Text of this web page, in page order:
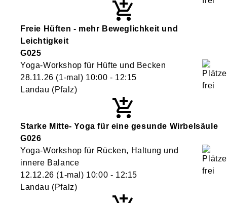
Freie Hüften - mehr Beweglichkeit und
Leichtigkeit
G025
Yoga-Workshop für Hüfte und Becken
28.11.26 (1-mal) 10:00 - 12:15
Landau (Pfalz)
Starke Mitte- Yoga für eine gesunde Wirbelsäule
G026
Yoga-Workshop für Rücken, Haltung und
innere Balance
12.12.26 (1-mal) 10:00 - 12:15
Landau (Pfalz)